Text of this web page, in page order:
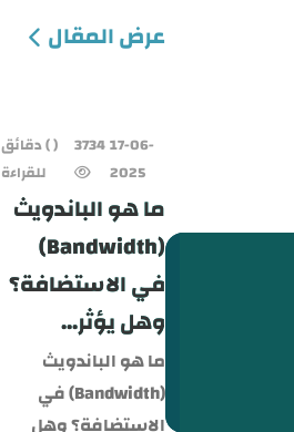
عرض المقال
17-06-
2025
3734
( ) دقائق
للقراءة
ما هو الباندويث
(Bandwidth)
في الاستضافة؟
وهل يؤثر...
ما هو الباندويث
(Bandwidth) في
الاستضافة؟ وهل